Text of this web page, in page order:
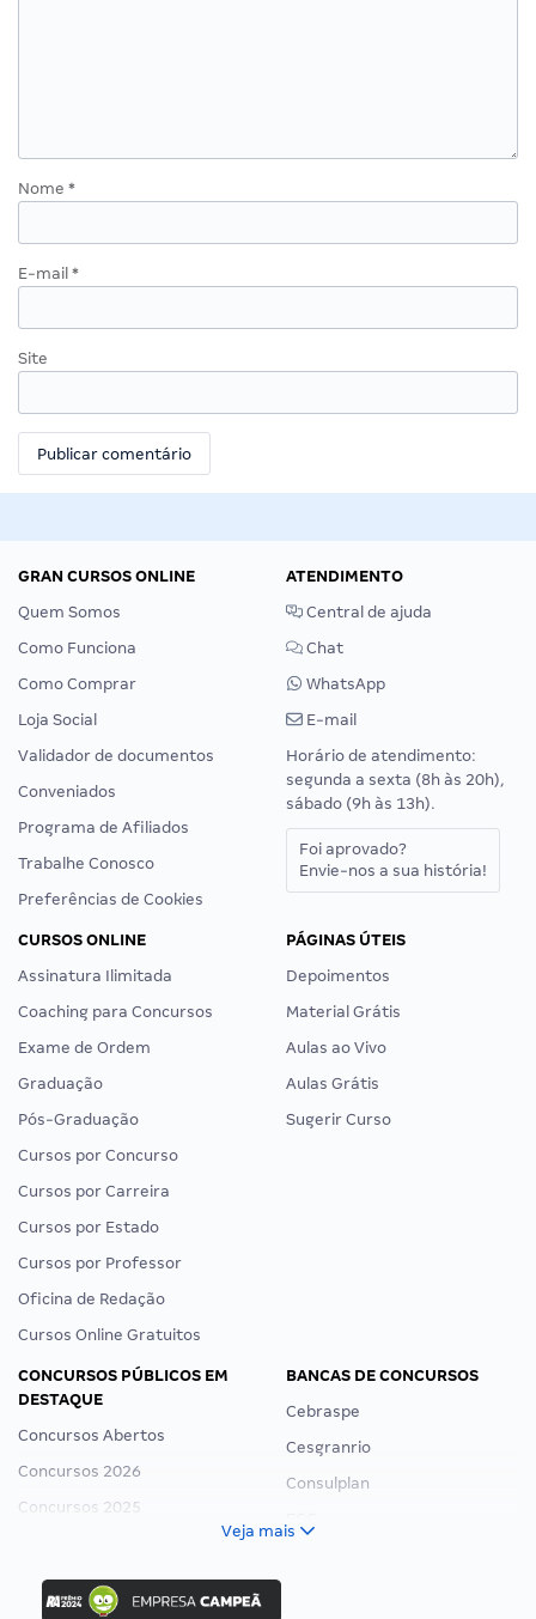
Nome *
E-mail *
Site
GRAN CURSOS ONLINE
Quem Somos
Como Funciona
Como Comprar
Loja Social
Validador de documentos
Conveniados
Programa de Afiliados
Trabalhe Conosco
Preferências de Cookies
ATENDIMENTO
Central de ajuda
Chat
WhatsApp
E-mail
Horário de atendimento:
segunda a sexta (8h às 20h),
sábado (9h às 13h).
Foi aprovado?
Envie-nos a sua história!
CURSOS ONLINE
Assinatura Ilimitada
Coaching para Concursos
Exame de Ordem
Graduação
Pós-Graduação
Cursos por Concurso
Cursos por Carreira
Cursos por Estado
Cursos por Professor
Oficina de Redação
Cursos Online Gratuitos
PÁGINAS ÚTEIS
Depoimentos
Material Grátis
Aulas ao Vivo
Aulas Grátis
Sugerir Curso
CONCURSOS PÚBLICOS EM
DESTAQUE
Concursos Abertos
Concursos 2026
Concursos 2025
Concurso Ibama
Concurso MPU
BANCAS DE CONCURSOS
Cebraspe
Cesgranrio
Consulplan
Veja mais